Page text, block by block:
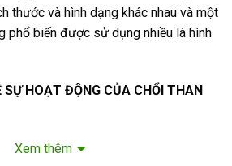
thước và hình dạng khác nhau và một
phổ biến được sử dụng nhiều là hình
SỰ HOẠT ĐỘNG CỦA CHỔI THAN
thể bị ảnh hưởng bởi một số điều kiện
Xem thêm